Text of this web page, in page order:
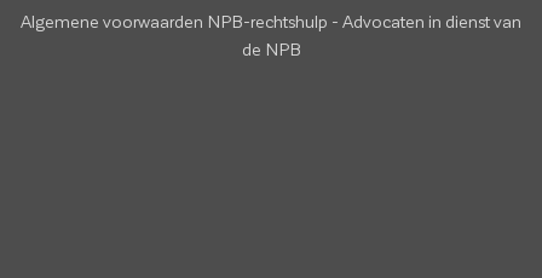
Algemene voorwaarden NPB-rechtshulp - Advocaten in dienst van
de NPB